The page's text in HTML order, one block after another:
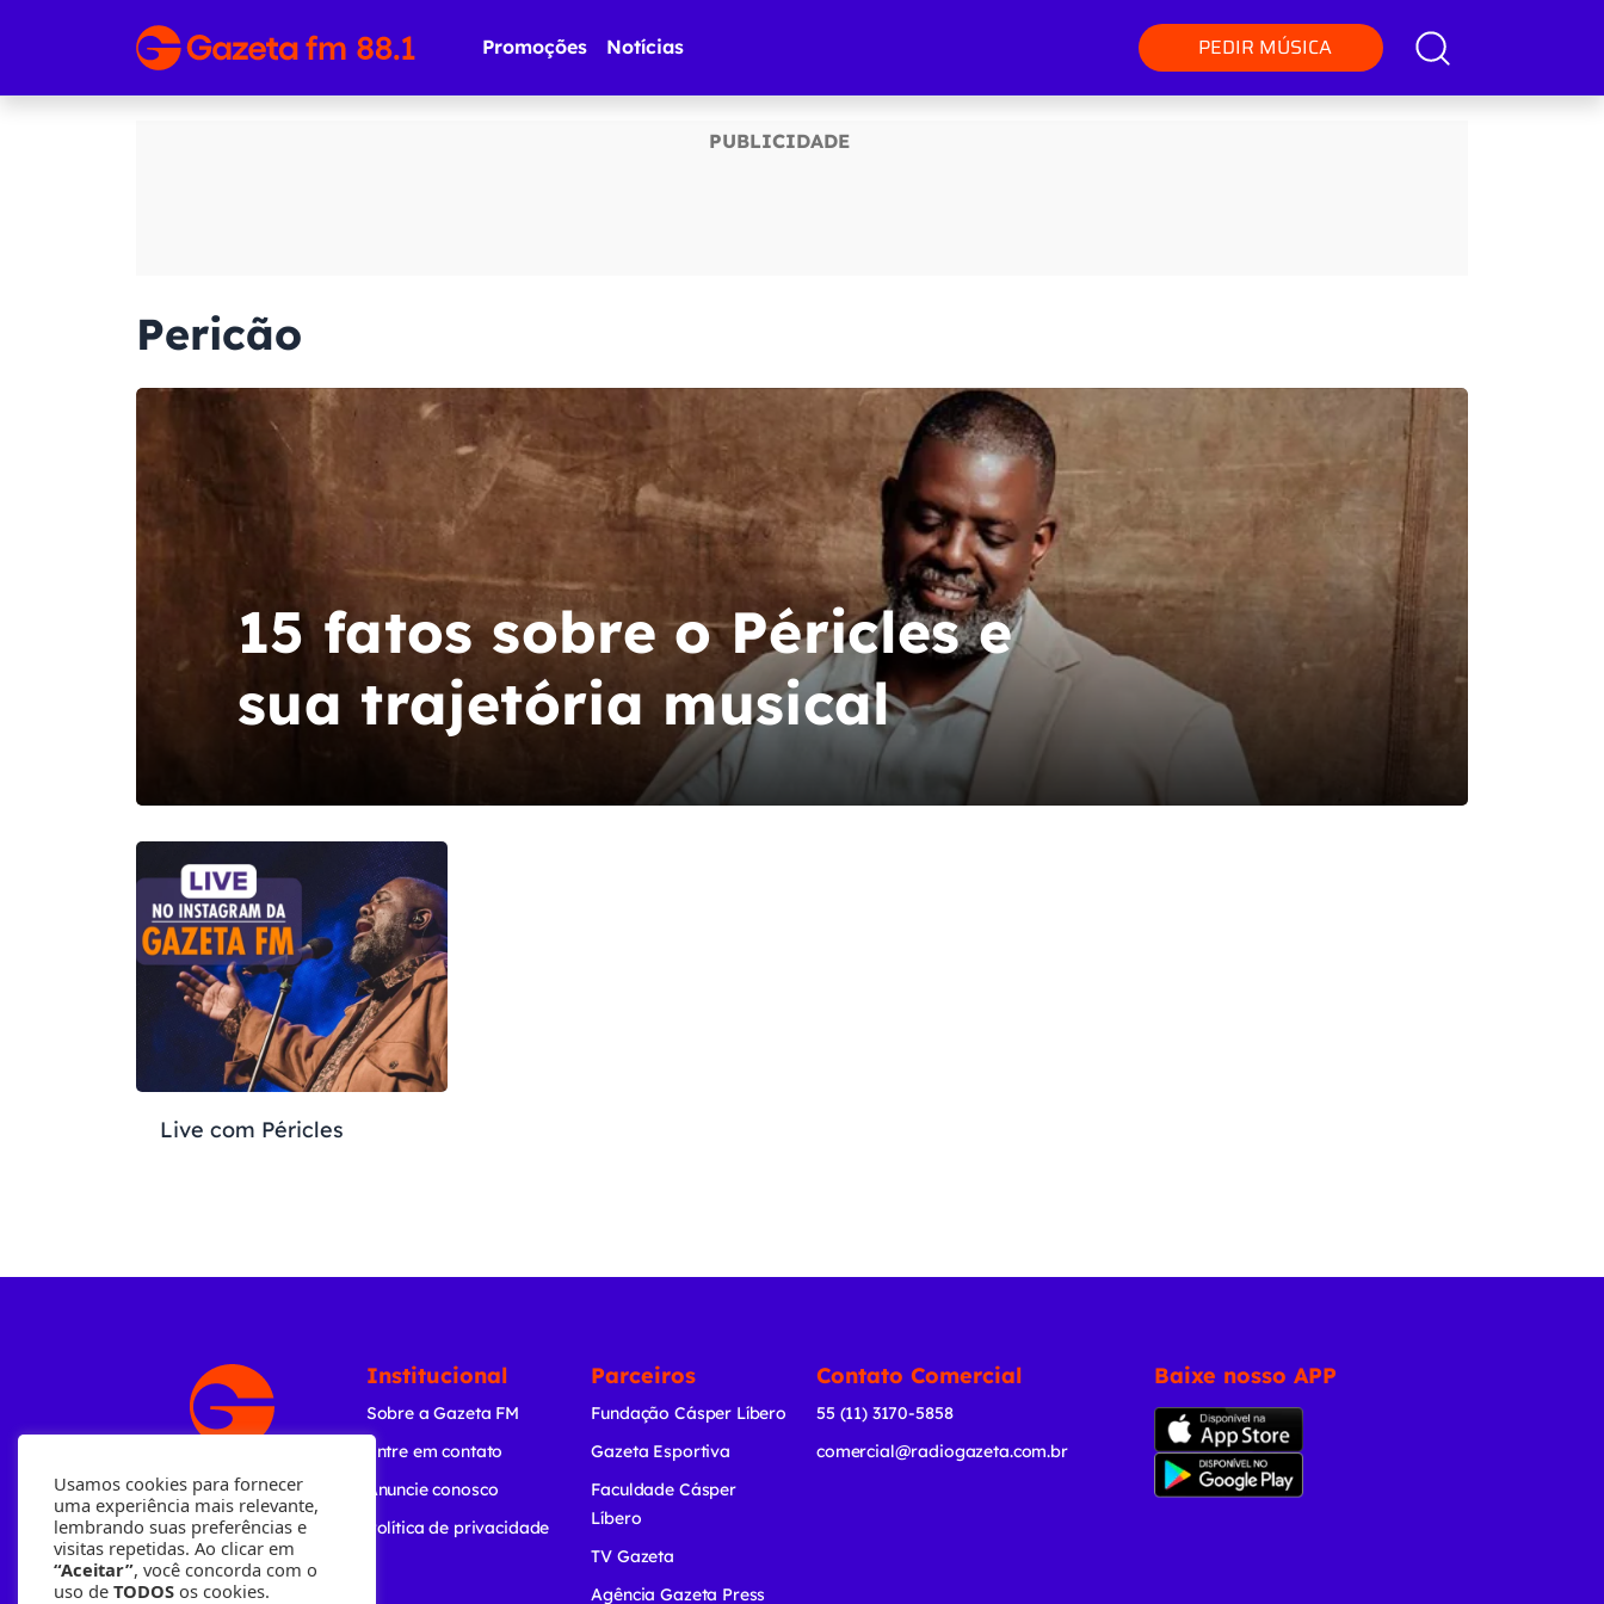
Promoções Notícias PEDIR MÚSICA
Pericão
15 fatos sobre o Péricles e
sua trajetória musical
Live com Péricles
Institucional
Sobre a Gazeta FM
Entre em contato
Anuncie conosco
Política de privacidade
Parceiros
Fundação Cásper Líbero
Gazeta Esportiva
Faculdade Cásper
Líbero
TV Gazeta
Agência Gazeta Press
Contato Comercial
55 (11) 3170-5858
comercial@radiogazeta.com.br
Baixe nosso APP
Usamos cookies para fornecer
uma experiência mais relevante,
lembrando suas preferências e
visitas repetidas. Ao clicar em
“Aceitar”, você concorda com o
uso de TODOS os cookies.